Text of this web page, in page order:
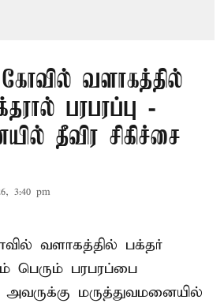
கோவில் வளாகத்தில்
பரபரப்பு -
தீவிர சிகிச்சை
3:40 pm
வளாகத்தில் பக்தர்
பெரும் பரபரப்பை
அவருக்கு மருத்துவமனையில்